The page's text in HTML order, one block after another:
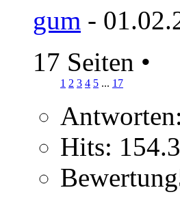
gum -
17 Seiten •
1 2 3 4 5 ... 17
Antworten:
Hits: